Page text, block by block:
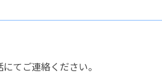
てご連絡ください。